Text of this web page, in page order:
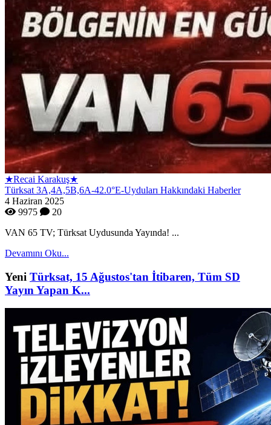
★Recai Karakuş★
Türksat 3A,4A,5B,6A-42.0°E-Uyduları Hakkındaki Haberler
4 Haziran 2025
9975
20
VAN 65 TV; Türksat Uydusunda Yayında! ...
Devamını Oku...
Yeni Türksat, 15 Ağustos'tan İtibaren, Tüm SD
Yayın Yapan K...